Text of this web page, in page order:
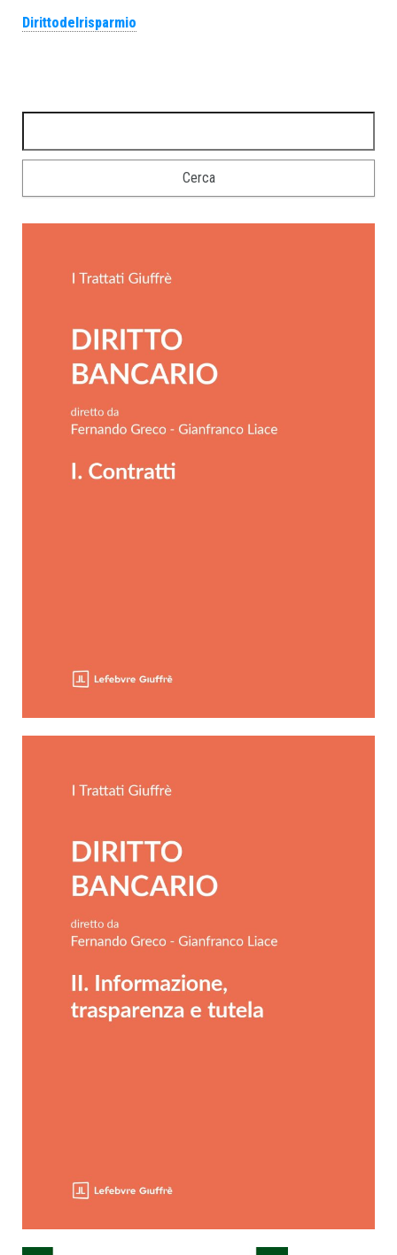
Dirittodelrisparmio